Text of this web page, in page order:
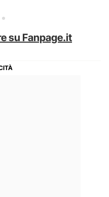
su Fanpage.it